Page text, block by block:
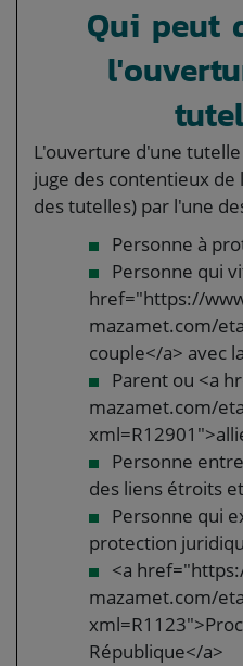
Qui peut
L'ouverture d'une
juge des contentieux de
des tutelles) par l'une
Personne à
Personne qui
href="https://
mazamet.com/
couple</a> avec
Parent ou <a
mazamet.com/
Personne
des liens étroits
Personne qui
protection
<a
mazamet.com/
République</a>